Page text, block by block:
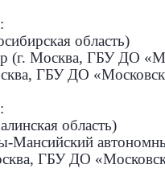
область)
Москва, ГБУ ДО
ГБУ ДО
область)
Мансийский
ГБУ ДО